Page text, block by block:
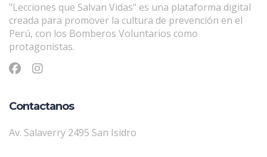
"Lecciones que Salvan Vidas" es una plataforma digital
creada para promover la cultura de prevención en el
Perú, con los Bomberos Voluntarios como
protagonistas.
Contactanos
Av. Salaverry 2495 San Isidro